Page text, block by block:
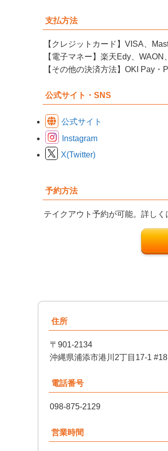
支払方法
【クレジットカード】VISA、
【電子マネー】楽天Edy、
【その他の決済方法】OKI Pay
公式サイト・SNS
公式サイト
Instagram
X(Twitter)
予約方法
テイクアウト予約が可能。詳しく
住所
〒901-2134
沖縄県浦添市港川2丁目17-1 #18
電話番号
098-875-2129
営業時間